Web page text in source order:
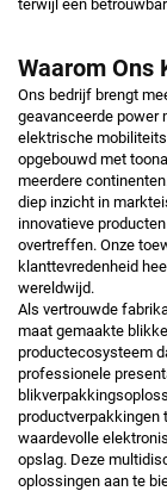
terwijl een
Waarom Ons
Ons bedrijf brengt
geavanceerde power
elektrische
opgebouwd met
meerdere
diep inzicht in
innovatieve
overtreffen. Onze
klanttevredenheid
wereldwijd.
Als vertrouwde
maat gemaakte
productecosysteem
professionele
productverpakkingen
waardevolle
opslag. Deze
oplossingen aan te